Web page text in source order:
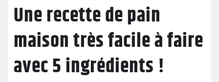
Une recette de pain
maison très facile à faire
avec 5 ingrédients !